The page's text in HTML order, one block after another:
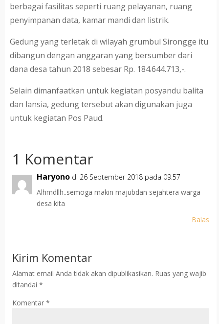
berbagai fasilitas seperti ruang pelayanan, ruang
penyimpanan data, kamar mandi dan listrik.
Gedung yang terletak di wilayah grumbul Sirongge itu
dibangun dengan anggaran yang bersumber dari
dana desa tahun 2018 sebesar Rp. 184.644.713,-.
Selain dimanfaatkan untuk kegiatan posyandu balita
dan lansia, gedung tersebut akan digunakan juga
untuk kegiatan Pos Paud.
1 Komentar
Haryono di 26 September 2018 pada 09:57
Alhmdllh..semoga makin majubdan sejahtera warga
desa kita
Balas
Kirim Komentar
Alamat email Anda tidak akan dipublikasikan. Ruas yang wajib
ditandai *
Komentar *